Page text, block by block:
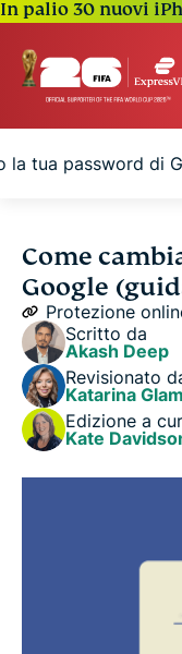
In palio 30 nuovi
la tua password di
Perché dovresti
Google
Quando dovresti
Google?
Come modificare
base al
Consigli per
Come
Google
Protezione
Scritto da
Akash Deep
Revisionato
Katarina
Edizione a
Kate